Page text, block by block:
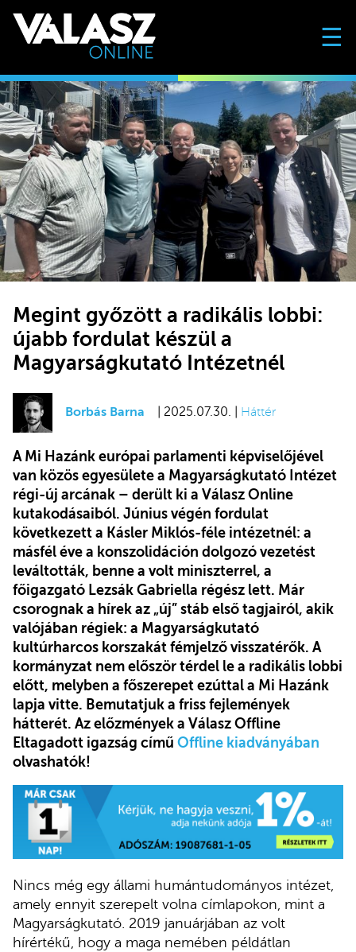
☰
Megint győzött a radikális lobbi:
újabb fordulat készül a
Magyarságkutató Intézetnél
Borbás Barna | 2025.07.30. | Háttér
A Mi Hazánk európai parlamenti képviselőjével
van közös egyesülete a Magyarságkutató Intézet
régi-új arcának – derült ki a Válasz Online
kutakodásaiból. Június végén fordulat
következett a Kásler Miklós-féle intézetnél: a
másfél éve a konszolidáción dolgozó vezetést
leváltották, benne a volt miniszterrel, a
főigazgató Lezsák Gabriella régész lett. Már
csorognak a hírek az „új” stáb első tagjairól, akik
valójában régiek: a Magyarságkutató
kultúrharcos korszakát fémjelző visszatérők. A
kormányzat nem először térdel le a radikális lobbi
előtt, melyben a főszerepet ezúttal a Mi Hazánk
lapja vitte. Bemutatjuk a friss fejlemények
hátterét. Az előzmények a Válasz Offline
Eltagadott igazság című Offline kiadványában
olvashatók!
Nincs még egy állami humántudományos intézet,
amely ennyit szerepelt volna címlapokon, mint a
Magyarságkutató. 2019 januárjában az volt
hírértékű, hogy a maga nemében példátlan